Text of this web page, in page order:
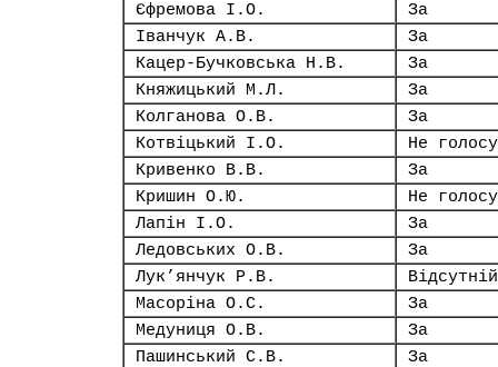
Єфремова І.О.
За
Іванчук А.В.
За
Кацер-Бучковська Н.В.
За
Княжицький М.Л.
За
Колганова О.В.
За
Котвіцький І.О.
Не
Кривенко В.В.
За
Кришин О.Ю.
Не
Лапін І.О.
За
Ледовських О.В.
За
Лук’янчук Р.В.
Відсутній
Масоріна О.С.
За
Медуниця О.В.
За
Пашинський С.В.
За